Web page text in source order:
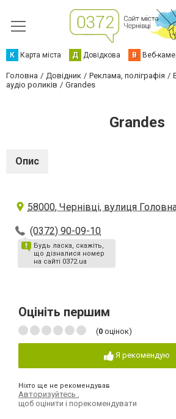
К Карта міста Д Довідкова В Веб-
Головна Довідник Реклама, поліграфія
аудіо роликів
Grandes
Grandes
Опис
58000, Чернівці, вулиця
(0372) 90-09-10
Будь ласка, скажіть,
що дізналися номер
на сайті 0372.ua
Оцініть першим
(0 оцінок)
Я рекомендую
Ніхто ще не рекомендував
Авторизуйтесь
щоб оцінити і порекомендувати